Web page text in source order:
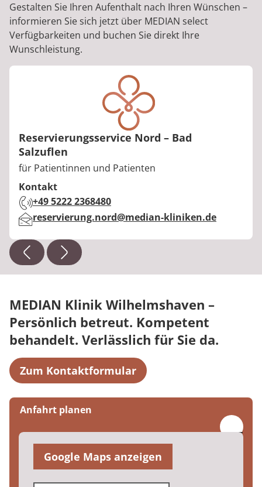
Gestalten Sie Ihren Aufenthalt nach Ihren Wünschen –
informieren Sie sich jetzt über MEDIAN select
Verfügbarkeiten und buchen Sie direkt Ihre
Wunschleistung.
Reservierungsservice Nord – Bad
Salzuflen
Berufstitel:
für Patientinnen und Patienten
Kontakt
Telefon:
+49 5222 2368480
E-Mail:reservierung.nord@median-kliniken.de
MEDIAN Klinik Wilhelmshaven –
Persönlich betreut. Kompetent
behandelt. Verlässlich für Sie da.
Zum Kontaktformular
Anfahrt planen
Google Maps anzeigen